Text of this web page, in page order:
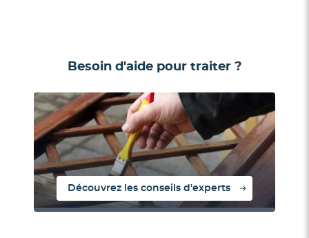
Besoin d'aide pour traiter ?
Découvrez les conseils d'experts